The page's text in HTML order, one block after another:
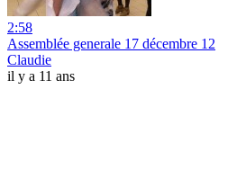
2:58
Assemblée generale 17 décembre 12
Claudie
il y a 11 ans